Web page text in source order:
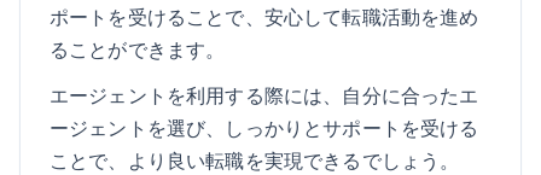
ポートを受けることで、安心して転職活動を進め
ることができます。
エージェントを利用する際には、自分に合ったエ
ージェントを選び、しっかりとサポートを受ける
ことで、より良い転職を実現できるでしょう。